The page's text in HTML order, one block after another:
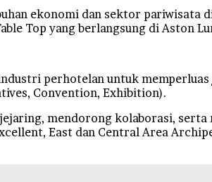
ekonomi dan sektor pariwisata
Top yang berlangsung di Aston
perhotelan untuk
Convention, Exhibition).
mendorong kolaborasi, serta
East dan Central Area